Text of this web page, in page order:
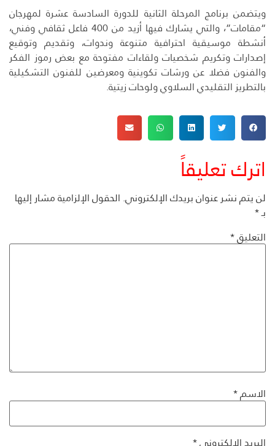
ويتضمن برنامج المرحلة الثانية للدورة السادسة عشرة لمهرجان
“مقامات”، والتي يشارك فيها أزيد من 400 فاعل ثقافي وفني،
أنشطة موسيقية احترافية متنوعة وندوات، وتقديم وتوقيع
إصدارات وتكريم شخصيات ولقاءات مفتوحة مع بعض رموز الفكر
والفنون فضلا عن ورشات تكوينية ومعرضين للفنون التشكيلية
بالتطريز التقليدي السلاوي ولوحات زيتية.
اترك تعليقاً
لن يتم نشر عنوان بريدك الإلكتروني.الحقول الإلزامية مشار إليها
بـ*
التعليق*
الاسم*